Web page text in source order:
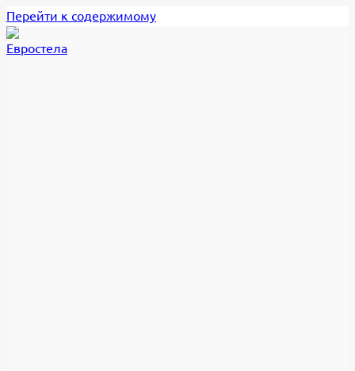
Перейти к содержимому